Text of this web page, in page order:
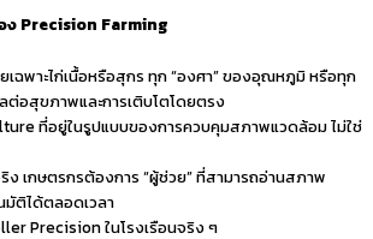
ง Precision Farming
เฉพาะไก่เนื้อหรือสุกร ทุก “องศา” ของอุณหภูมิ หรือทุก
ต่อสุขภาพและการเติบโตโดยตรง
ที่อยู่ในรูปแบบของการควบคุมสภาพแวดล้อม ไม่ใช่
ริง เกษตรกรต้องการ “ผู้ช่วย” ที่สามารถอ่านสภาพ
ติได้ตลอดเวลา
Precision ในโรงเรือนจริง ๆ